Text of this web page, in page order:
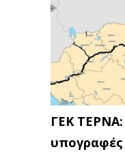
ΓΕΚ
υπογραφές